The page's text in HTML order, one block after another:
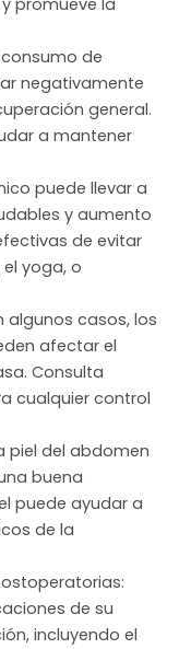
promueve la
de
negativamente
general.
a mantener
puede llevar a
y aumento
de evitar
yoga, o
algunos casos, los
afectar el
Consulta
cualquier control
piel del abdomen
buena
puede ayudar a
de la
de su
incluyendo el